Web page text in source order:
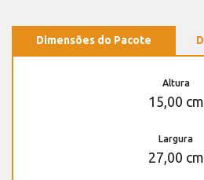
Dimensões do Pacote
Altura
15,00 cm
Largura
27,00 cm